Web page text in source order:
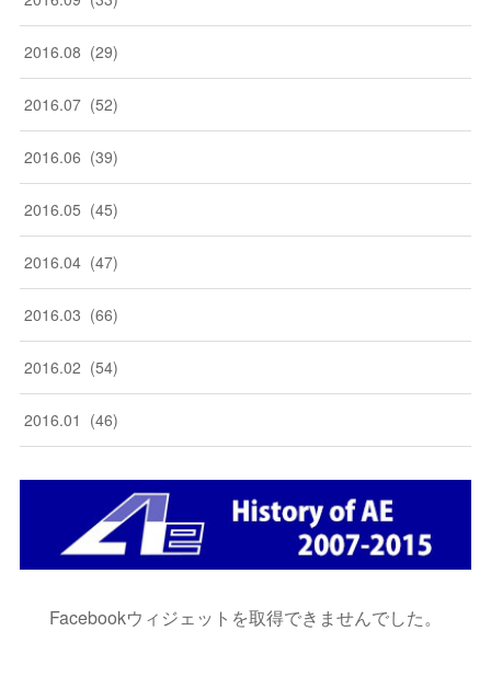
2016.08 (29)
2016.07 (52)
2016.06 (39)
2016.05 (45)
2016.04 (47)
2016.03 (66)
2016.02 (54)
2016.01 (46)
Facebookウィジェットを取得できませんでした。